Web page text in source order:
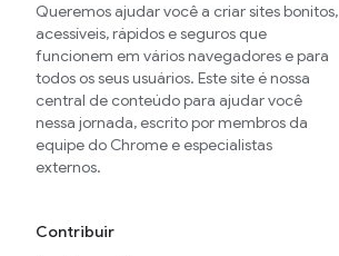
Queremos ajudar você a criar sites bonitos,
acessíveis, rápidos e seguros que
funcionem em vários navegadores e para
todos os seus usuários. Este site é nossa
central de conteúdo para ajudar você
nessa jornada, escrito por membros da
equipe do Chrome e especialistas
externos.
Contribuir